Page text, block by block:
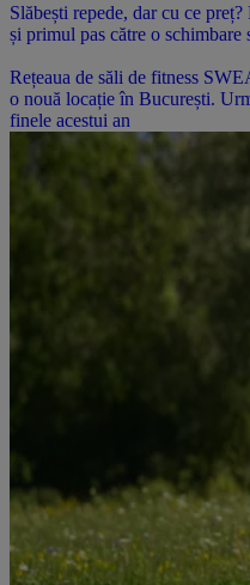
Slăbești repede, dar cu ce
și primul pas către o schimbare
Rețeaua de săli de fitness
o nouă locație în București.
finele acestui an